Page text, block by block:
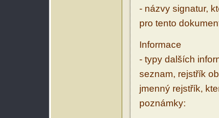
- názvy signatur,
pro tento
Informace
- typy dalších
seznam, rejstřík
jmenný rejstřík,
poznámky: